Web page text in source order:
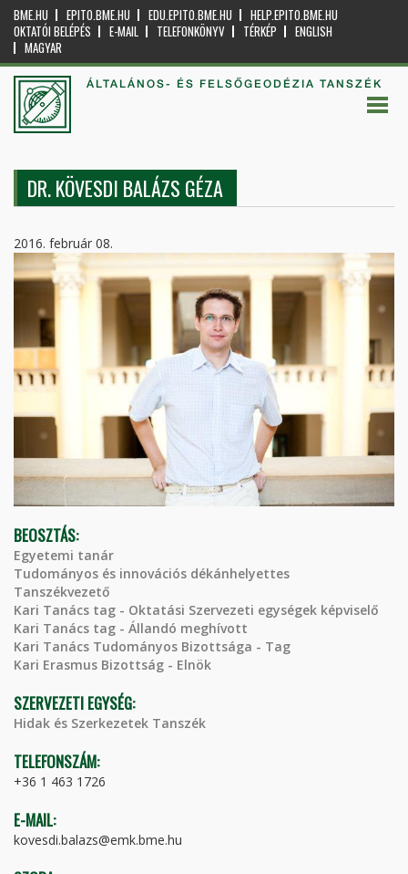
BME.HU EPITO.BME.HU EDU.EPITO.BME.HU
HELP.EPITO.BME.HU
OKTATÓI BELÉPÉS
E-MAIL TELEFONKÖNYV TÉRKÉP
ENGLISH
MAGYAR
ÁLTALÁNOS- ÉS FELSŐGEODÉZIA TANSZÉK
DR. KÖVESDI BALÁZS GÉZA
2016. február 08.
BEOSZTÁS:
Egyetemi tanár
Tudományos és innovációs dékánhelyettes
Tanszékvezető
Kari Tanács tag - Oktatási Szervezeti egységek képviselő
Kari Tanács tag - Állandó meghívott
Kari Tanács Tudományos Bizottsága - Tag
Kari Erasmus Bizottság - Elnök
SZERVEZETI EGYSÉG:
Hidak és Szerkezetek Tanszék
TELEFONSZÁM:
+36 1 463 1726
E-MAIL:
kovesdi.balazs@emk.bme.hu